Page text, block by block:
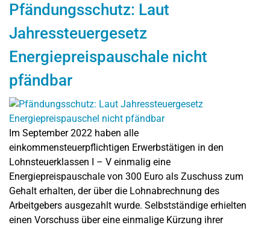
Pfändungsschutz: Laut
Jahressteuergesetz
Energiepreispauschale nicht
pfändbar
Im September 2022 haben alle
einkommensteuerpflichtigen Erwerbstätigen in den
Lohnsteuerklassen I – V einmalig eine
Energiepreispauschale von 300 Euro als Zuschuss zum
Gehalt erhalten, der über die Lohnabrechnung des
Arbeitgebers ausgezahlt wurde. Selbstständige erhielten
einen Vorschuss über eine einmalige Kürzung ihrer